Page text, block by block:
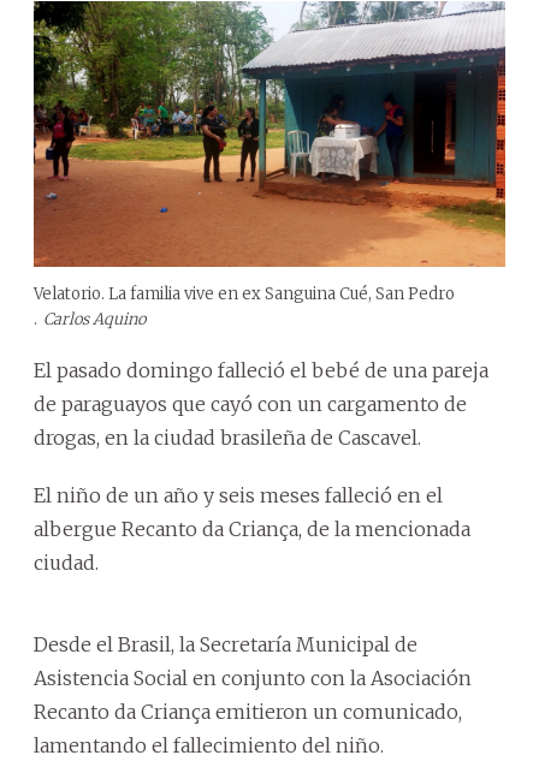
Velatorio. La familia vive en ex Sanguina Cué, San Pedro
. Carlos Aquino
El pasado domingo falleció el bebé de una pareja
de paraguayos que cayó con un cargamento de
drogas, en la ciudad brasileña de Cascavel.
El niño de un año y seis meses falleció en el
albergue Recanto da Criança, de la mencionada
ciudad.
Desde el Brasil, la Secretaría Municipal de
Asistencia Social en conjunto con la Asociación
Recanto da Criança emitieron un comunicado,
lamentando el fallecimiento del niño.